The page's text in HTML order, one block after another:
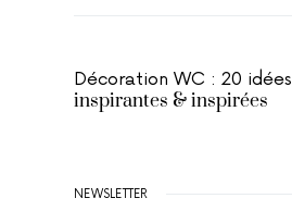
Décoration WC : 20 idées
inspirantes & inspirées
NEWSLETTER